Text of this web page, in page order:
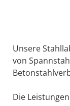
Unsere
von
Die